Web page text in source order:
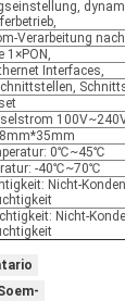
Verarbeitung
1×PON,
Interfaces,
0℃~45℃
-40℃~70℃
Nicht-
Nicht-